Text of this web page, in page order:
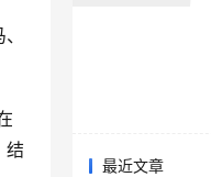
结
最近文章